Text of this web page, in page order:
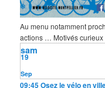
Au menu notamment
actions … Motivés curieux
Sep
19
sam
09:45Osez le vélo en